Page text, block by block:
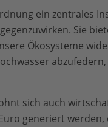
ein zentrales
Sie
Ökosysteme
sich auch
generiert werden,